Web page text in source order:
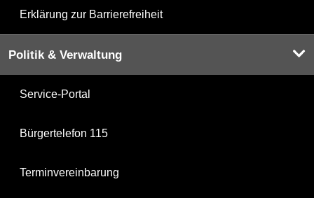
Erklärung zur Barrierefreiheit
Politik & Verwaltung
Service-Portal
Bürgertelefon 115
Terminvereinbarung